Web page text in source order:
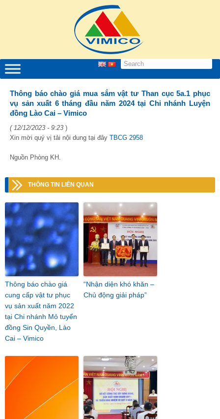
Thông báo chào giá mua sắm vật tư Than cục 5a.1 phục
vụ sản xuất 6 tháng đầu năm 2024 tại Chi nhánh Luyện
đồng Lào Cai – Vimico
( 12/12/2023 - 9:23 )
Xin mời quý vị tải nội dung tại đây TBCG 2958
Nguồn Phòng KH.
THÔNG TIN LIÊN QUAN
Thông báo chào giá
cung cấp vật tư phục
vụ sản xuất năm 2022
tại Chi nhánh Mỏ tuyển
đồng Sin Quyền, Lào
Cai – Vimico
“Nhận diện khó khăn –
Chủ động giải pháp”